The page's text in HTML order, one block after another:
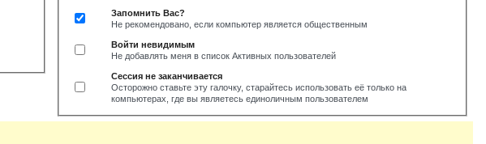
Запомнить Вас?
Не рекомендовано, если компьютер является общественным
Войти невидимым
Не добавлять меня в список Активных пользователей
Сессия не заканчивается
Осторожно ставьте эту галочку, старайтесь использовать её только на
компьютерах, где вы являетесь единоличным пользователем